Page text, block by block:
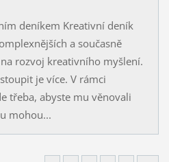
deníkem Kreativní deník
a současně
rozvoj kreativního myšlení.
je více. V rámci
třeba, abyste mu věnovali
mohou...